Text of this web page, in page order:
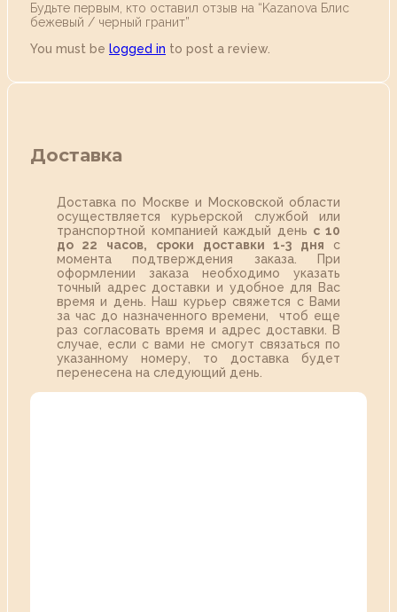
Будьте первым, кто оставил отзыв на “Kazanova Блис
бежевый / черный гранит”
You must be logged in to post a review.
Доставка
Доставка по Москве и Московской области
осуществляется курьерской службой или
транспортной компанией каждый день с 10
до 22 часов,
сроки доставки 1-3 дня с
момента подтверждения заказа. При
оформлении заказа необходимо указать
точный адрес доставки и удобное для Вас
время и день. Наш курьер свяжется с Вами
за час до назначенного времени, чтоб еще
раз согласовать время и адрес доставки. В
случае, если с вами не смогут связаться по
указанному номеру, то доставка будет
перенесена на следующий день.